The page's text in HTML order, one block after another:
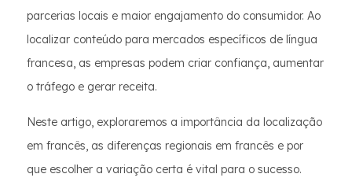
parcerias locais e maior engajamento do consumidor. Ao
localizar conteúdo para mercados específicos de língua
francesa, as empresas podem criar confiança, aumentar
o tráfego e gerar receita.
Neste artigo, exploraremos a importância da localização
em francês, as diferenças regionais em francês e por
que escolher a variação certa é vital para o sucesso.